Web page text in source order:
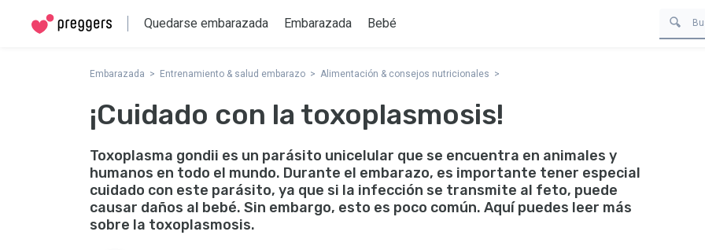
Quedarse embarazada Embarazada Bebé
Embarazada Entrenamiento & salud embarazo Alimentación & consejos nutricionales
¡Cuidado con la toxoplasmosis!
Toxoplasma gondii es un parásito unicelular que se encuentra en animales y
humanos en todo el mundo. Durante el embarazo, es importante tener especial
cuidado con este parásito, ya que si la infección se transmite al feto, puede
causar daños al bebé. Sin embargo, esto es poco común. Aquí puedes leer más
sobre la toxoplasmosis.